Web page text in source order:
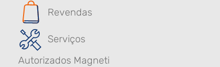
Revendas
Serviços
Autorizados Magneti